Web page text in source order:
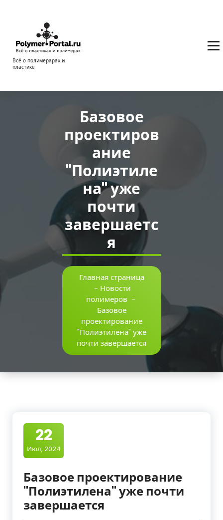
содержимому
Всё о полимерарах и
пластике
Базовое
проектиров
ание
"Полиэтиле
на" уже
почти
завершаетс
я
Главная страница
- Новости
полимеров -
Базовое
проектирование
"Полиэтилена" уже
почти завершается
22
Июл, 2024
Базовое проектирование
"Полиэтилена" уже почти
завершается